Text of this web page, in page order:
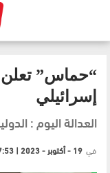
“حماس”
إسرائيلي
العدالة اليوم :
في 19 - أكتوبر - 2023 | 17:53 مساءً